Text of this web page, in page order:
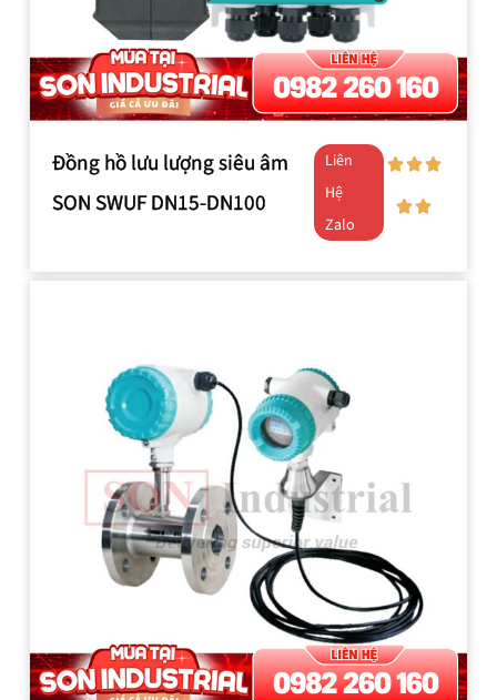
Đồng hồ lưu lượng siêu âm
SON SWUF DN15-DN100
Liên
Hệ
Zalo